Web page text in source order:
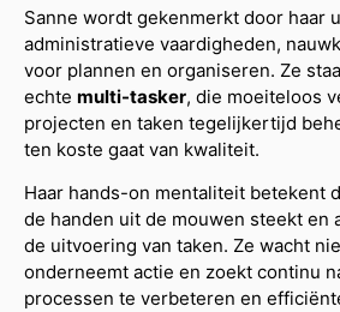
Sanne wordt gekenmerkt door haar
administratieve vaardigheden,
voor plannen en organiseren. Ze
echte multi-tasker, die moeiteloos
projecten en taken tegelijkertijd
ten koste gaat van kwaliteit.
Haar hands-on mentaliteit betekent
de handen uit de mouwen steekt en
de uitvoering van taken. Ze wacht
onderneemt actie en zoekt continu
processen te verbeteren en